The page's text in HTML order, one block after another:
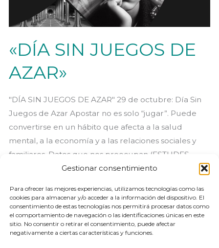
Gestionar consentimiento
Para ofrecer las mejores experiencias, utilizamos tecnologías como las
cookies para almacenar y/o acceder a la información del dispositivo. El
consentimiento de estas tecnologías nos permitirá procesar datos como
el comportamiento de navegación o las identificaciones únicas en este
sitio. No consentir o retirar el consentimiento, puede afectar
negativamente a ciertas características y funciones.
«DÍA SIN JUEGOS DE
AZAR»
"DÍA SIN JUEGOS DE AZAR" 29 de octubre: Día Sin
Juegos de Azar Apostar no es solo “jugar”. Puede
convertirse en un hábito que afecta a la salud
mental, a la economía y a las relaciones sociales y
familiares. Datos que nos preocupan (ESTUDES,
2023): La edad media de inicio en el juego de azar
«DÍA
SIN
JUEGOS
DE
Leer más »
1 2 3 Siguiente